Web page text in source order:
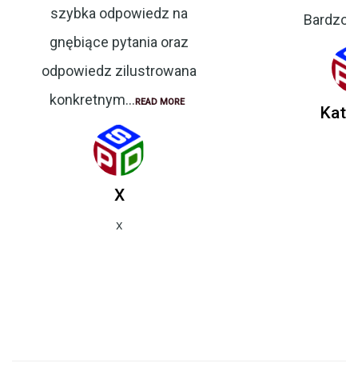
szybka odpowiedz na
gnębiące pytania oraz
odpowiedz zilustrowana
konkretnym...READ MORE
X
X
Bardzo